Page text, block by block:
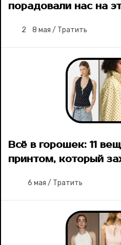
порадовали нас на
2 8 мая / Тратить
Всё в горошек: 11
принтом, который
6 мая / Тратить